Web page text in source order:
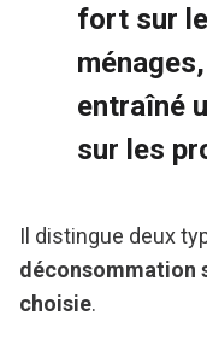
fort sur
entraîné
sur les
Il distingue deux
déconsommation
choisie.